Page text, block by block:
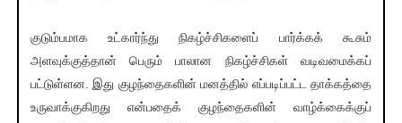
குடும்பமாக உட்கார்ந்து நிகழ்ச்சிகளைப் பார்க்கக் கூசும்
அளவுக்குத்தான் பெரும் பாலான நிகழ்ச்சிகள் வடிவமைக்கப்
பட்டுள்ளன. இது குழந்தைகளின் மனத்தில் எப்படிப்பட்ட தாக்கத்தை
உருவாக்குகிறது என்பதைக் குழந்தைகளின் வாழ்க்கைக்குப்